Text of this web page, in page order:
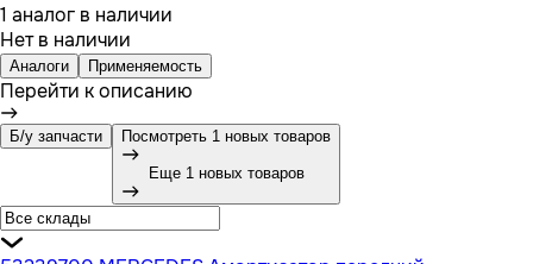
1 аналог в наличии
Нет в наличии
Аналоги Применяемость
Перейти к описанию
Б/у запчасти Посмотреть 1 новых товаров
Еще 1 новых товаров